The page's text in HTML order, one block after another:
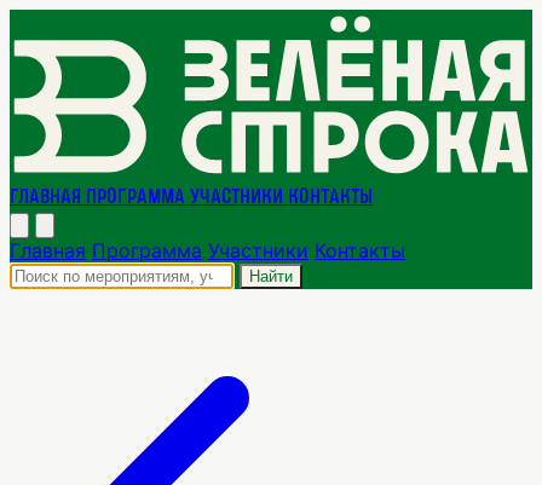
Главная Программа Участники Контакты
Главная Программа Участники Контакты
Найти